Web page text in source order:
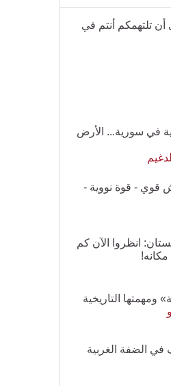
أن تلتهمكم أنتم في
في سورية... الأرض
قوي - قوة نووية -
انظروا الآن كم
ومهمتها التاريخية
في الضفة الغربية